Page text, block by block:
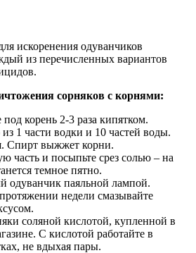
искоренения одуванчиков
из перечисленных вариантов
сорняков с корнями:
корень 2-3 раза кипятком.
1 части водки и 10 частей воды.
Спирт выжжет корни.
часть и посыпьте срез солью – на
темное пятно.
одуванчик паяльной лампой.
недели смазывайте
соляной кислотой, купленной в
С кислотой работайте в
не вдыхая пары.